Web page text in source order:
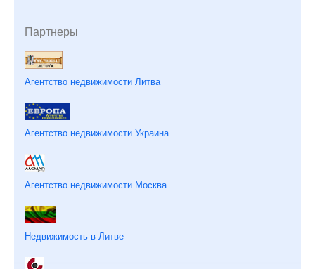
Партнеры
Агентство недвижимости Литва
Агентство недвижимости Украина
Агентство недвижимости Москва
Недвижимость в Литве